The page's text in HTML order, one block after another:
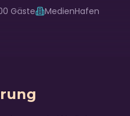
Gäste
MedienHafen